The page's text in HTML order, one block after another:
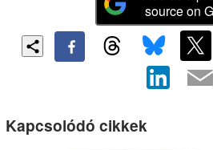
source on
Kapcsolódó cikkek